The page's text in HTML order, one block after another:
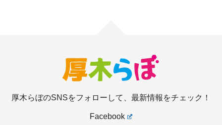
厚木らぼのSNSをフォローして、最新情報をチェック！
Facebook